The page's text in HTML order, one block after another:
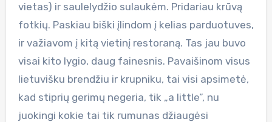
vietas) ir saulelydžio sulaukėm. Pridariau krūvą
fotkių. Paskiau biški įlindom į kelias parduotuves,
ir važiavom į kitą vietinį restoraną. Tas jau buvo
visai kito lygio, daug fainesnis. Pavaišinom visus
lietuvišku brendžiu ir krupniku, tai visi apsimetė,
kad stiprių gerimų negeria, tik „a little”, nu
juokingi kokie tai tik rumunas džiaugėsi